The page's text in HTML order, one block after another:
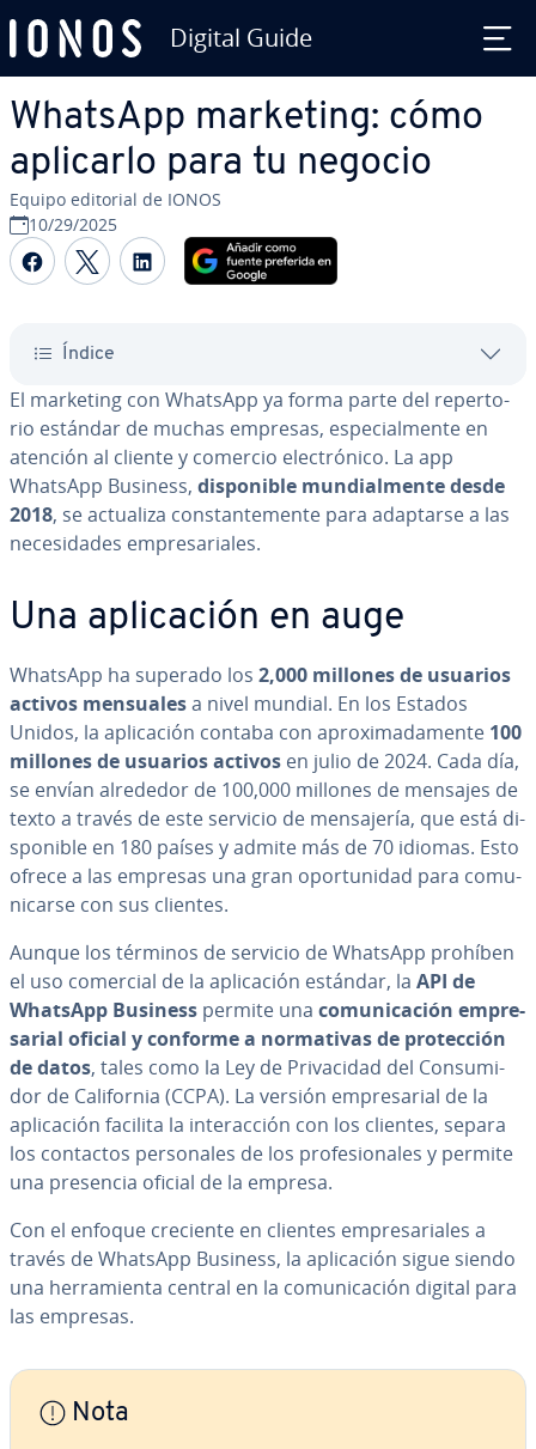
Digital Guide
WhatsApp marketing: cómo
aplicarlo para tu negocio
Equipo editorial de IONOS
10/29/2025
Compartir Facebook
Compartir Twitter
Compartir LinkedIn
Índice
El marketing con WhatsApp ya forma parte del re­pe­r­to­
rio estándar de muchas empresas, es­pe­cia­l­me­n­te en
atención al cliente y comercio ele­c­tró­ni­co. La app
WhatsApp Business, di­s­po­ni­ble mu­n­dia­l­me­n­te desde
2018, se actualiza co­n­s­ta­n­te­me­n­te para adaptarse a las
ne­ce­si­da­des em­pre­sa­ria­les.
Una apli­ca­ción en auge
WhatsApp ha superado los 2,000 millones de usuarios
activos mensualesa nivel mundial. En los Estados
Unidos, la apli­ca­ción contaba con apro­xi­ma­da­me­n­te 100
millones de usuarios activos en julio de 2024. Cada día,
se envían alrededor de 100,000 millones de mensajes de
texto a través de este servicio de me­n­sa­je­ría, que está di­
s­po­ni­ble en 180 países y admite más de 70 idiomas. Esto
ofrece a las empresas una gran opo­r­tu­ni­dad para co­mu­
ni­car­se con sus clientes.
Aunque los términos de servicio de WhatsApp prohíben
el uso comercial de la apli­ca­ción estándar, la API de
WhatsApp Business permite una co­mu­ni­ca­ción em­pre­
sa­rial oficial y conforme a no­r­ma­ti­vas de pro­te­c­ción
de datos, tales como la Ley de Pri­va­ci­dad del Co­n­su­mi­
dor de Ca­li­fo­r­nia (CCPA). La versión em­pre­sa­rial de la
apli­ca­ción facilita la in­ter­ac­ción con los clientes, separa
los contactos pe­r­so­na­les de los pro­fe­sio­na­les y permite
una presencia oficial de la empresa.
Con el enfoque creciente en clientes em­pre­sa­ria­les a
través de WhatsApp Business, la apli­ca­ción sigue siendo
una he­rra­mie­n­ta central en la co­mu­ni­ca­ción digital para
las empresas.
Nota